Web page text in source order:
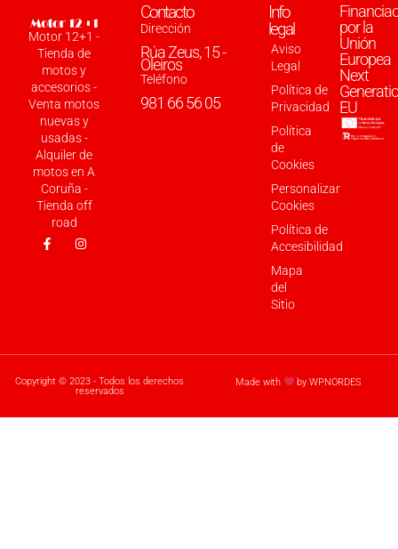
Motor 12+1 -
Tienda de
motos y
accesorios -
Venta motos
nuevas y
usadas -
Alquiler de
motos en A
Coruña -
Tienda off
road
Contacto
Dirección
Rúa Zeus, 15 -
Oleiros
Teléfono
981 66 56 05
Info
legal
Aviso
Legal
Política de
Privacidad
Política
de
Cookies
Personalizar
Cookies
Política de
Accesibilidad
Mapa
del
Sitio
por la
Unión
Europea
Next
EU
Copyright © 2023 - Todos los derechos
reservados
Made with by WPNORDES